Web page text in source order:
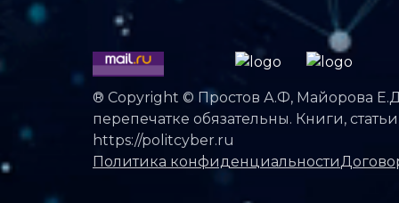
® Copyright © Простов А.Ф, Майорова
перепечатке обязательны. Книги,
https://politcyber.ru
Политика конфиденциальности